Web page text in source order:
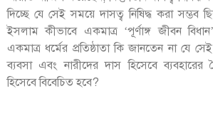
দিচ্ছে যে সেই সময়ে দাসত্ব নিষিদ্ধ করা সম্ভব
ইসলাম কীভাবে একমাত্র ‘পূর্ণাঙ্গ জীবন
একমাত্র ধর্মের প্রতিষ্ঠাতা কি জানতেন না যে
ব্যবসা এবং নারীদের দাস হিসেবে
হিসেবে বিবেচিত হবে?